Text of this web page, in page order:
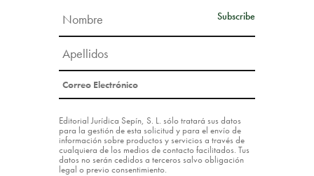
Editorial Jurídica Sepín, S. L. sólo tratará sus datos
para la gestión de esta solicitud y para el envío de
información sobre productos y servicios a través de
cualquiera de los medios de contacto facilitados. Tus
datos no serán cedidos a terceros salvo obligación
legal o previo consentimiento.